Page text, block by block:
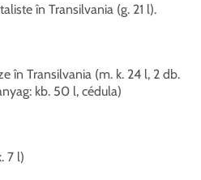
în Transilvania (g. 21 l).
în Transilvania (m. k. 24 l, 2 db.
kb. 50 l, cédula)
7 l)